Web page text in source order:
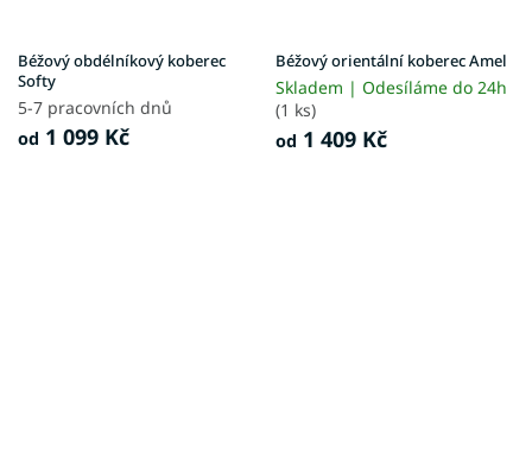
Béžový obdélníkový koberec
Softy
5-7 pracovních dnů
od 1 099 Kč
Béžový orientální koberec Amel
Skladem | Odesíláme do 24h
(1 ks)
od 1 409 Kč